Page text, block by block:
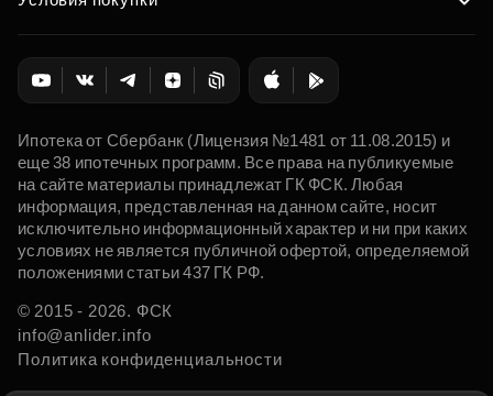
Ипотека от Сбербанк (Лицензия №1481 от 11.08.2015) и
еще 38 ипотечных программ. Все права на публикуемые
на сайте материалы принадлежат ГК ФСК. Любая
информация, представленная на данном сайте, носит
исключительно информационный характер и ни при каких
условиях не является публичной офертой, определяемой
положениями статьи 437 ГК РФ.
© 2015 - 2026. ФСК
info@anlider.info
Политика конфиденциальности